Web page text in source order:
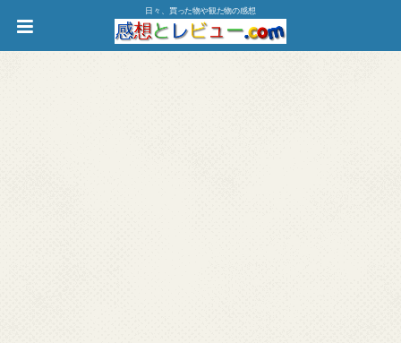
日々、買った物や観た物の感想